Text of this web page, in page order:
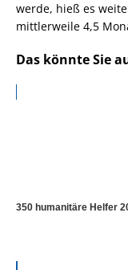
werde, hieß es
mittlerweile 4,5
Das könnte Sie
350 humanitäre Helfer